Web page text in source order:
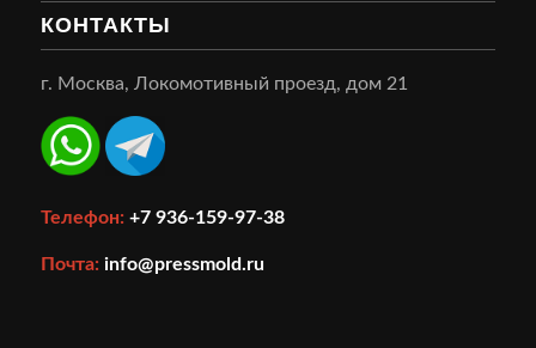
КОНТАКТЫ
г. Москва, Локомотивный проезд, дом 21
Телефон: +7 936-159-97-38
Почта: info@pressmold.ru